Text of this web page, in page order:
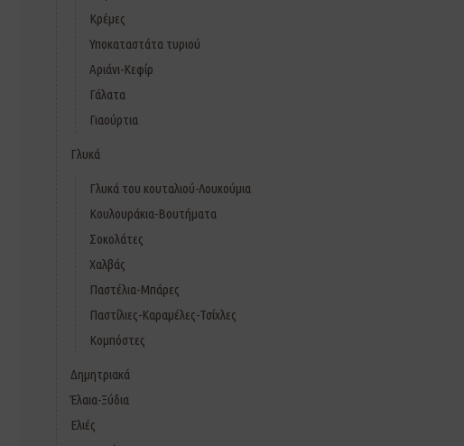
Κρέμες
Υποκαταστάτα τυριού
Αριάνι-Κεφίρ
Γάλατα
Γιαούρτια
Γλυκά
Γλυκά του κουταλιού-Λουκούμια
Κουλουράκια-Βουτήματα
Σοκολάτες
Χαλβάς
Παστέλια-Μπάρες
Παστίλιες-Καραμέλες-Τσίχλες
Κομπόστες
Δημητριακά
Έλαια-Ξύδια
Ελιές